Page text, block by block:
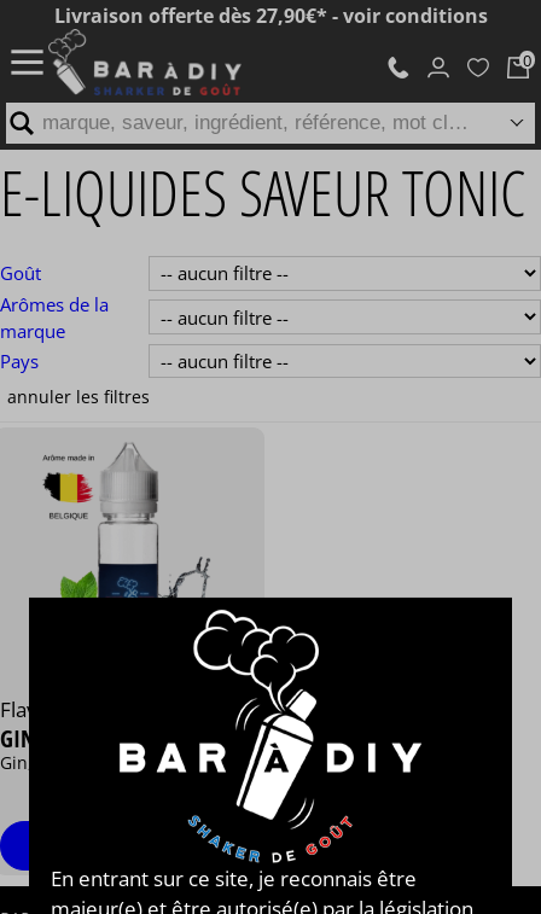
E-LIQUIDES SAVEUR TONIC
Goût
Arômes de la
marque
Pays
Flavormonks
GIN & TONIC
Gin, Tonic, Citron
/ 50 ml
En entrant sur ce site, je reconnais être
Livraison offerte dès 27,90€* - voir conditions
marque, saveur, ingrédient, référence, mot clé...